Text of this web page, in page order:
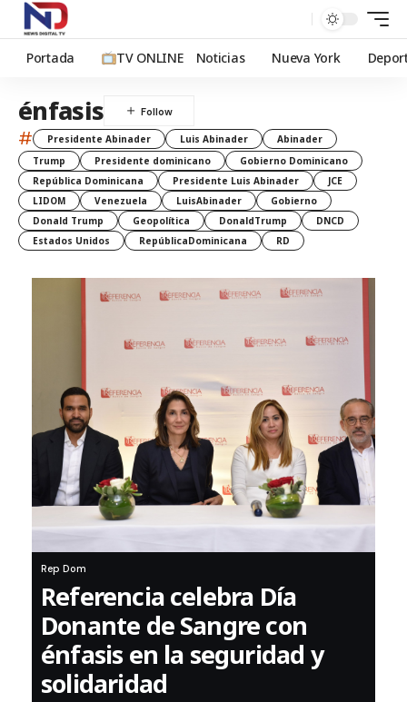
Portada TV ONLINE Noticias Nueva York
énfasis
# Presidente Abinader Luis Abinader
Abinader
Trump
Presidente dominicano
Gobierno Dominicano
República Dominicana
Presidente Luis Abinader
JCE
LIDOM
Venezuela LuisAbinader
Gobierno
Donald Trump
Geopolítica DonaldTrump
DNCD
Estados Unidos
RepúblicaDominicana RD
Rep Dom
Referencia celebra Día
Donante de Sangre con
énfasis en la seguridad y
solidaridad